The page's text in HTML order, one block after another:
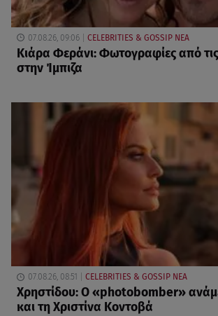
07.08.26, 09:06 CELEBRITIES & GOSSIP ΝΕΑ
Κιάρα Φεράνι: Φωτογραφίες από
στην Ίμπιζα
07.08.26, 08:51 CELEBRITIES & GOSSIP ΝΕΑ
Χρηστίδου: Ο «photobomber»
και τη Χριστίνα Κοντοβά